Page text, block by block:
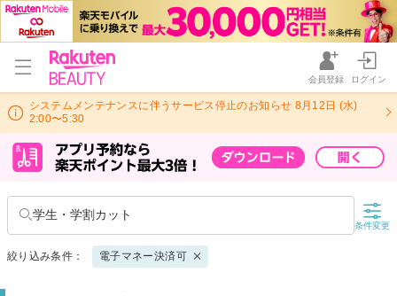
会員登録 ログイン
システムメンテナンスに伴うサービス停止のお知らせ 8月12日 (水)
2:00〜5:30
学生・学割カット
条件変更
絞り込み条件： 電子マネー決済可